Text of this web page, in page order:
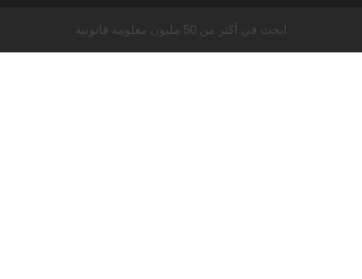
ابحث في أكثر من 50 مليون معلومة قانونية